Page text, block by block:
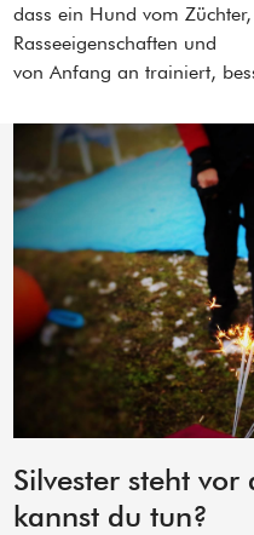
dass ein Hund vom
Rasseeigenschaften und
von Anfang an trainiert,
Silvester steht
kannst du tun?